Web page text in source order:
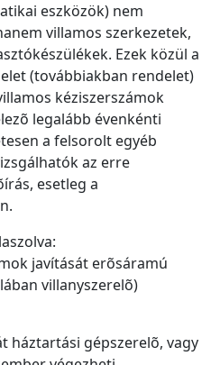
eszközök) nem
villamos szerkezetek,
Ezek közül a
(továbbiakban rendelet)
kéziszerszámok
legalább évenkénti
a felsorolt egyéb
az erre
esetleg a
javítását erõsáramú
villanyszerelõ)
háztartási gépszerelõ, vagy